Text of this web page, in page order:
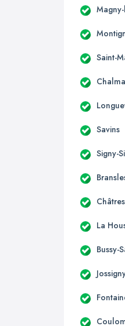
Saint-
Savins
Signy-
Châtres
La
Bussy-